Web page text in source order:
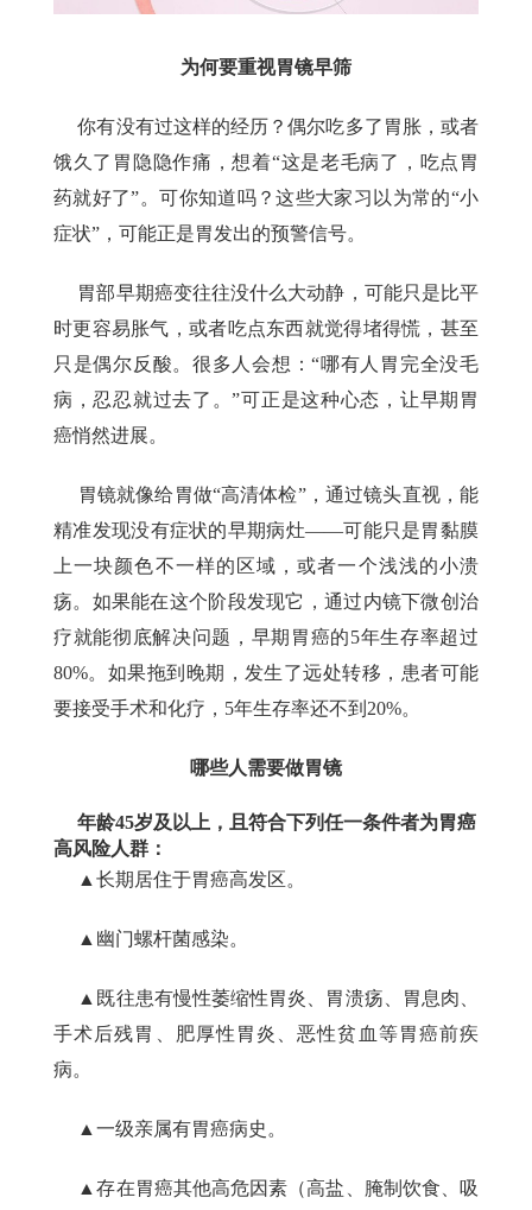
为何要重视胃镜早筛
你有没有过这样的经历？偶尔吃多了胃胀，或者
饿久了胃隐隐作痛，想着“这是老毛病了，吃点胃
药就好了”。可你知道吗？这些大家习以为常的“小
症状”，可能正是胃发出的预警信号。
胃部早期癌变往往没什么大动静，可能只是比平
时更容易胀气，或者吃点东西就觉得堵得慌，甚至
只是偶尔反酸。很多人会想：“哪有人胃完全没毛
病，忍忍就过去了。”可正是这种心态，让早期胃
癌悄然进展。
胃镜就像给胃做“高清体检”，通过镜头直视，能
精准发现没有症状的早期病灶——可能只是胃黏膜
上一块颜色不一样的区域，或者一个浅浅的小溃
疡。如果能在这个阶段发现它，通过内镜下微创治
疗就能彻底解决问题，早期胃癌的5年生存率超过
80%。如果拖到晚期，发生了远处转移，患者可能
要接受手术和化疗，5年生存率还不到20%。
哪些人需要做胃镜
年龄45岁及以上，且符合下列任一条件者为胃癌
高风险人群：
▲长期居住于胃癌高发区。
▲幽门螺杆菌感染。
▲既往患有慢性萎缩性胃炎、胃溃疡、胃息肉、
手术后残胃、肥厚性胃炎、恶性贫血等胃癌前疾
病。
▲一级亲属有胃癌病史。
▲存在胃癌其他高危因素（高盐、腌制饮食、吸